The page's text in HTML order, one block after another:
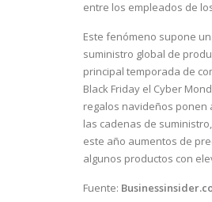
entre los empleados de
Este fenómeno supone
suministro global de
principal temporada de
Black Friday el Cyber
regalos navideños ponen
las cadenas de
este año aumentos de
algunos productos con
Fuente: